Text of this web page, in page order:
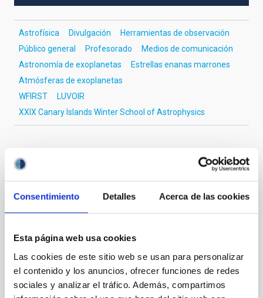
Consentimiento Detalles Acerca de las cookies
Esta página web usa cookies
Las cookies de este sitio web se usan para personalizar
el contenido y los anuncios, ofrecer funciones de redes
sociales y analizar el tráfico. Además, compartimos
Astrofísica Divulgación
Herramientas de observación
Público general
Profesorado
Medios de comunicación
Astronomía de exoplanetas
Estrellas enanas marrones
Atmósferas de exoplanetas
WFIRST
LUVOIR
XXIX Canary Islands Winter School of Astrophysics
Otras noticias relacionadas
NOTA DE PRENSA
método preciso para medir los halos de
materia oscura a partir del tamaño de las
galaxias